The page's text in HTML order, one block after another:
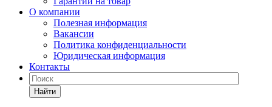
О компании
Полезная информация
Вакансии
Политика конфиденциальности
Юридическая информация
Контакты
Найти